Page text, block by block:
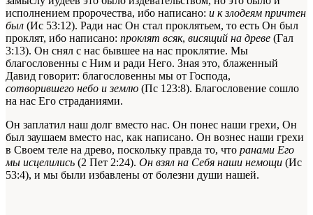
исполнением пророчества, ибо написано: и к злодеям причтен
был (Ис 53:12). Ради нас Он стал проклятьем, то есть Он был
проклят, ибо написано: проклят всяк, висящий на древе (Гал
3:13). Он снял с нас бывшее на нас проклятие. Мы
благословенны с Ним и ради Него. Зная это, блаженный
Давид говорит: благословенны мы от Господа,
сотворившего небо и землю (Пс 123:8). Благословение сошло
на нас Его страданиями.
Он заплатил наш долг вместо нас. Он понес наши грехи, Он
был заушаем вместо нас, как написано. Он вознес наши грехи
в Своем теле на древо, поскольку правда то, что ранами Его
мы исцелились (2 Пет 2:24). Он взял на Себя наши немощи (Ис
53:4), и мы были избавлены от болезни души нашей.